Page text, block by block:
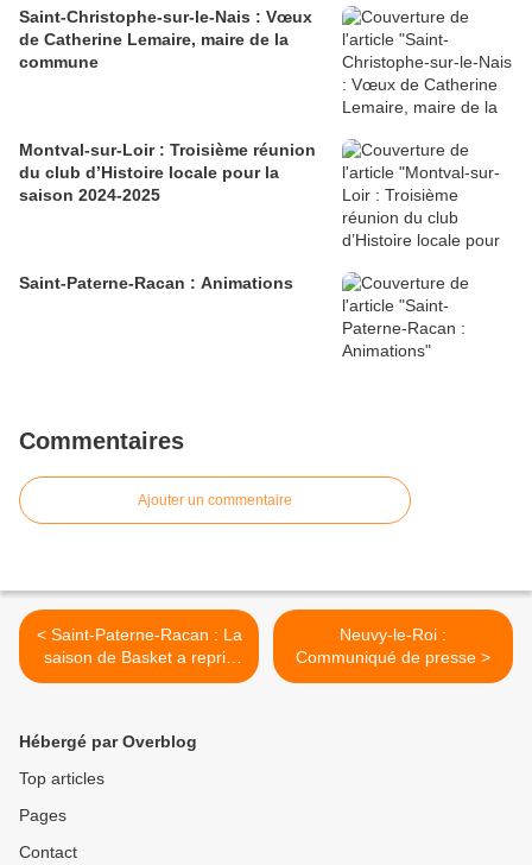
Saint-Christophe-sur-le-Nais : Vœux
de Catherine Lemaire, maire de la
commune
Montval-sur-Loir : Troisième réunion
du club d’Histoire locale pour la
saison 2024-2025
Saint-Paterne-Racan : Animations
Commentaires
Ajouter un commentaire
< Saint-Paterne-Racan : La
saison de Basket a repris
pour les équipes du GSPC
Neuvy-le-Roi :
Communiqué de presse >
Hébergé par Overblog
Top articles
Pages
Contact